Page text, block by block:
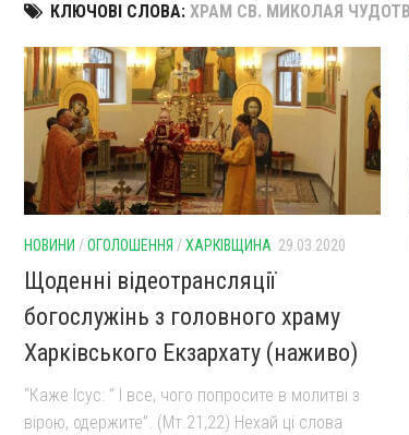
КЛЮЧОВІ СЛОВА: ХРАМ СВ. МИКОЛАЯ
НОВИНИ /ОГОЛОШЕННЯ /ХАРКІВЩИНА 29.03.2020
Щоденні відеотрансляції
богослужінь з головного храму
Харківського Екзархату (наживо)
“Каже Ісус: ” І все, чого попросите в молитві з
вірою, одержите”. (Мт.21,22) Нехай ці слова